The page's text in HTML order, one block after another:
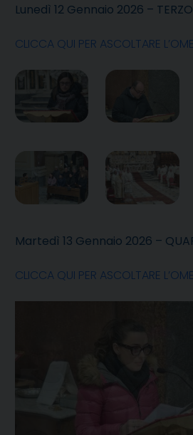
Lunedì 12 Gennaio 2026 –
CLICCA QUI PER ASCOLTARE
Martedì 13 Gennaio 2026 –
CLICCA QUI PER ASCOLTARE